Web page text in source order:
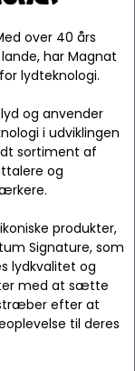
over 40 års
har Magnat
lydteknologi.
og anvender
i udviklingen
sortiment af
og
produkter,
Signature, som
lydkvalitet og
med at sætte
efter at
til deres